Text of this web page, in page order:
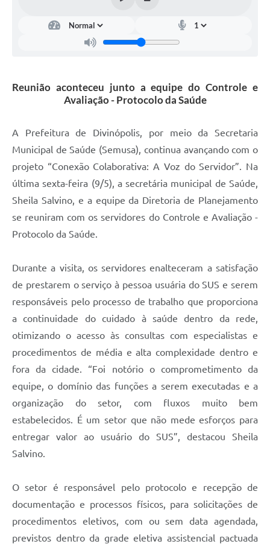
Reunião aconteceu junto a equipe do Controle e
Avaliação - Protocolo da Saúde
A Prefeitura de Divinópolis, por meio da Secretaria
Municipal de Saúde (Semusa), continua avançando com o
projeto “Conexão Colaborativa: A Voz do Servidor”. Na
última sexta-feira (9/5), a secretária municipal de Saúde,
Sheila Salvino, e a equipe da Diretoria de Planejamento
se reuniram com os servidores do Controle e Avaliação -
Protocolo da Saúde.
Durante a visita, os servidores enalteceram a satisfação
de prestarem o serviço à pessoa usuária do SUS e serem
responsáveis pelo processo de trabalho que proporciona
a continuidade do cuidado à saúde dentro da rede,
otimizando o acesso às consultas com especialistas e
procedimentos de média e alta complexidade dentro e
fora da cidade. “Foi notório o comprometimento da
equipe, o domínio das funções a serem executadas e a
organização do setor, com fluxos muito bem
estabelecidos. É um setor que não mede esforços para
entregar valor ao usuário do SUS”, destacou Sheila
Salvino.
O setor é responsável pelo protocolo e recepção de
documentação e processos físicos, para solicitações de
procedimentos eletivos, com ou sem data agendada,
previstos dentro da grade eletiva assistencial pactuada